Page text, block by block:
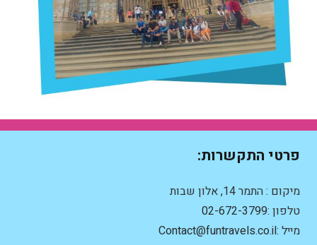
פרטי התקשרות:
מיקום : התמר 14, אלון שבות
טלפון :02-672-3799
מייל :Contact@funtravels.co.il